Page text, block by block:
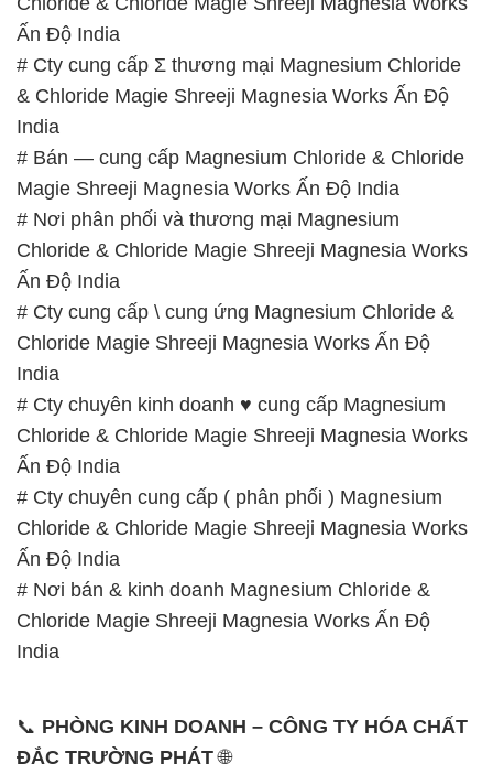
Ấn Độ India
# Cty cung cấp Σ thương mại Magnesium Chloride
& Chloride Magie Shreeji Magnesia Works Ấn Độ
India
# Bán — cung cấp Magnesium Chloride & Chloride
Magie Shreeji Magnesia Works Ấn Độ India
# Nơi phân phối và thương mại Magnesium
Chloride & Chloride Magie Shreeji Magnesia Works
Ấn Độ India
# Cty cung cấp \ cung ứng Magnesium Chloride &
Chloride Magie Shreeji Magnesia Works Ấn Độ
India
# Cty chuyên kinh doanh ♥ cung cấp Magnesium
Chloride & Chloride Magie Shreeji Magnesia Works
Ấn Độ India
# Cty chuyên cung cấp ( phân phối ) Magnesium
Chloride & Chloride Magie Shreeji Magnesia Works
Ấn Độ India
# Nơi bán & kinh doanh Magnesium Chloride &
Chloride Magie Shreeji Magnesia Works Ấn Độ
India
📞 PHÒNG KINH DOANH – CÔNG TY HÓA CHẤT
ĐẮC TRƯỜNG PHÁT🌐